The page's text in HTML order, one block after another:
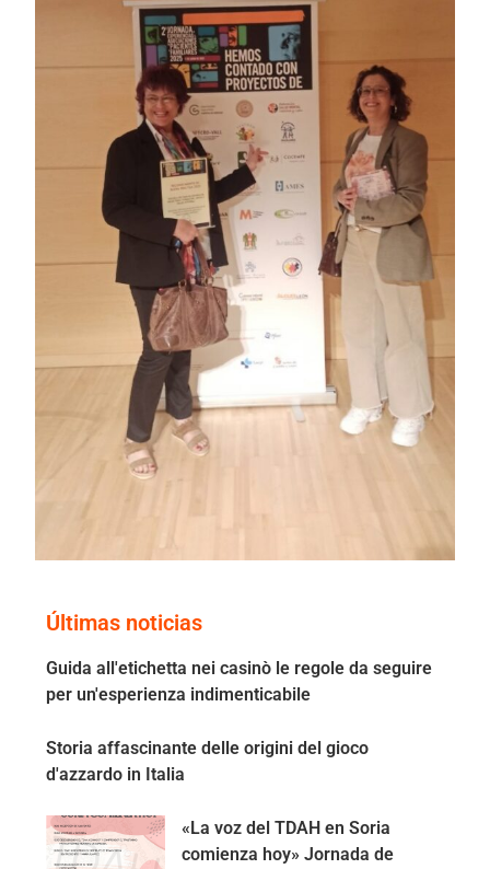
Últimas noticias
Guida all'etichetta nei casinò le regole da seguire
per un'esperienza indimenticabile
Storia affascinante delle origini del gioco
d'azzardo in Italia
«La voz del TDAH en Soria
comienza hoy» Jornada de